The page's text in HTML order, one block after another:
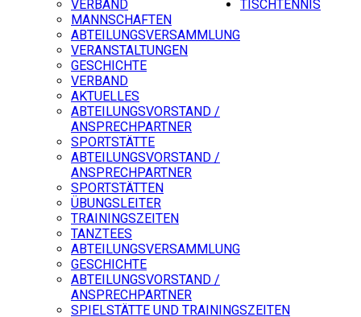
VERBAND
MANNSCHAFTEN
ABTEILUNGSVERSAMMLUNG
VERANSTALTUNGEN
GESCHICHTE
VERBAND
AKTUELLES
ABTEILUNGSVORSTAND /
ANSPRECHPARTNER
SPORTSTÄTTE
ABTEILUNGSVORSTAND /
ANSPRECHPARTNER
SPORTSTÄTTEN
ÜBUNGSLEITER
TRAININGSZEITEN
TANZTEES
ABTEILUNGSVERSAMMLUNG
GESCHICHTE
TISCHTENNIS
ABTEILUNGSVORSTAND /
ANSPRECHPARTNER
SPIELSTÄTTE UND TRAININGSZEITEN